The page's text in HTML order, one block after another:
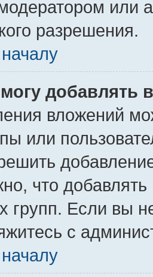
или
разрешения.
добавлять
вложений
или
что
групп. Если вы
с